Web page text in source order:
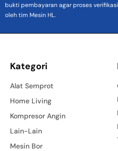
bukti pembayaran agar proses
oleh tim Mesin HL.
Kategori
Alat Semprot
Home Living
Kompresor Angin
Lain-Lain
Mesin Bor